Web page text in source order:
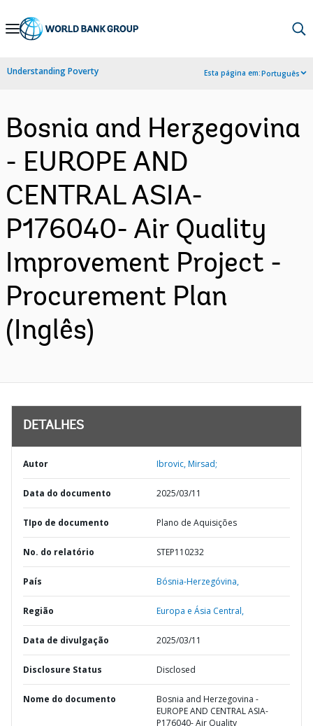
Skip
Navigation
Understanding Poverty Esta página em:Português
Bosnia and Herzegovina
- EUROPE AND
CENTRAL ASIA-
P176040- Air Quality
Improvement Project -
Procurement Plan
(Inglês)
DETALHES
Autor Ibrovic, Mirsad;
Data do documento 2025/03/11
TIpo de documento Plano de Aquisições
No. do relatório STEP110232
País Bósnia-Herzegóvina,
Região Europa e Ásia Central,
Data de divulgação 2025/03/11
Disclosure Status Disclosed
Nome do documento
Bosnia and Herzegovina -
EUROPE AND CENTRAL ASIA-
P176040- Air Quality